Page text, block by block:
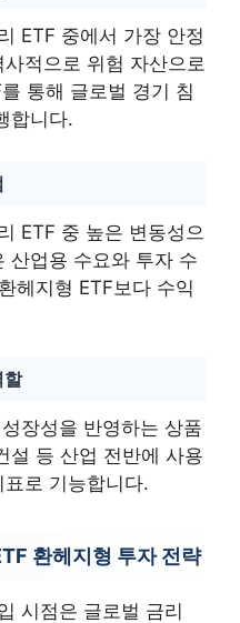
ETF 중에서 가장 안정
적으로 위험 자산으로
통해 글로벌 경기 침
합니다.
ETF 중 높은 변동성으
산업용 수요와 투자 수
헤지형 ETF보다 수익
할
장성을 반영하는 상품
설 등 산업 전반에 사용
로 기능합니다.
환헤지형 투자 전략
시점은 글로벌 금리